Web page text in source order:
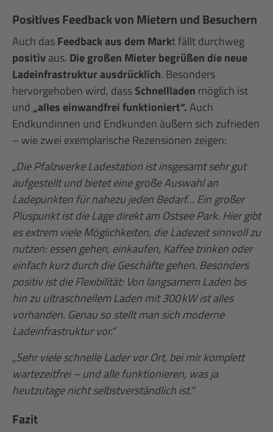
Positives Feedback von Mietern und Besuchern
Auch dasFeedback aus dem Markt fällt durchweg
positivaus. Die großen Mieter begrüßen die neue
Ladeinfrastruktur ausdrücklich. Besonders
hervorgehoben wird, dassSchnellladen möglich ist
und „alles einwandfrei funktioniert“.Auch
Endkundinnen und Endkunden äußern sich zufrieden
– wie zwei exemplarische Rezensionen zeigen:
„Die Pfalzwerke Ladestation ist insgesamt sehr gut
aufgestellt und bietet eine große Auswahl an
Ladepunkten für nahezu jeden Bedarf… Ein großer
Pluspunkt ist die Lage direkt am Ostsee Park. Hier gibt
es extrem viele Möglichkeiten, die Ladezeit sinnvoll zu
nutzen: essen gehen, einkaufen, Kaffee trinken oder
einfach kurz durch die Geschäfte gehen. Besonders
positiv ist die Flexibilität: Von langsamem Laden bis
hin zu ultraschnellem Laden mit 300 kW ist alles
vorhanden. Genau so stellt man sich moderne
Ladeinfrastruktur vor.“
„Sehr viele schnelle Lader vor Ort, bei mir komplett
wartezeitfrei – und alle funktionieren, was ja
heutzutage nicht selbstverständlich ist.“
Fazit